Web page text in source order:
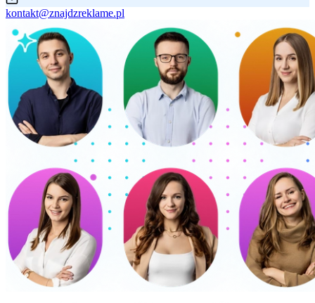
kontakt@znajdzreklame.pl